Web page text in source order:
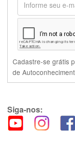
Cadastre-se grátis
de
Siga-nos: